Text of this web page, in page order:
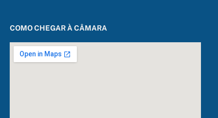
COMO CHEGAR À CÂMARA